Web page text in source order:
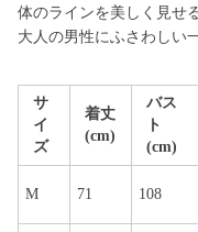
体のラインを美しく見せ
大人の男性にふさわしい
サ
イ
ズ
着丈
(cm)
バス
ト
(cm)
M 71 108